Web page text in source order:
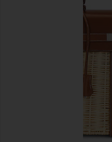
предыдущие слайды